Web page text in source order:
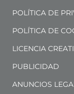
POLÍTICA DE
POLÍTICA DE
LICENCIA
PUBLICIDAD
ANUNCIOS